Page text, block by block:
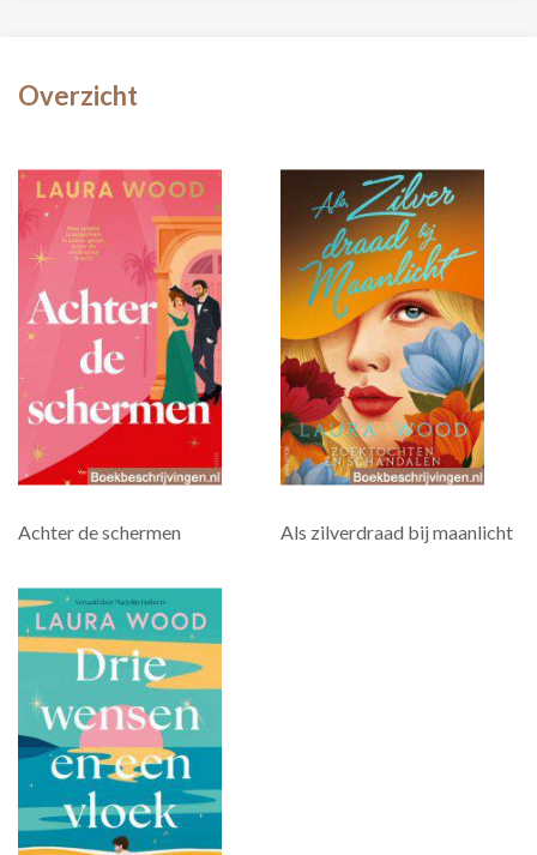
Overzicht
Achter de schermen Als zilverdraad bij maanlicht